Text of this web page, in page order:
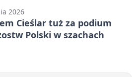
2026
Cieślar tuż za podium
Polski w szachach